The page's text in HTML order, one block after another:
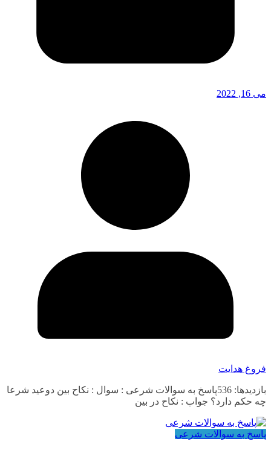
می 16, 2022
فروغ هدایت
بازدیدها: 536پاسخ به سوالات شرعی : سوال : نکاح بین دوعید شرعا
چه حکم دارد؟ جواب : نکاح در بین
پاسخ به سوالات شرعی